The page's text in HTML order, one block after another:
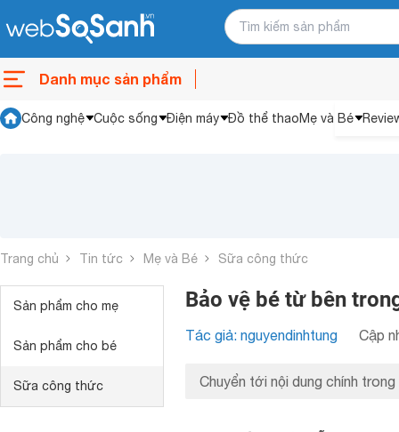
Danh mục sản phẩm
Công nghệ Cuộc sống Điện máy Đồ thể thaoMẹ và Bé
Trang chủ Tin tức Mẹ và Bé Sữa công thức
Sản phẩm cho mẹ
Sản phẩm cho bé
Sữa công thức
Bảo vệ bé từ bên
Tác giả: nguyendinhtung Cập
Chuyển tới nội dung chính trong